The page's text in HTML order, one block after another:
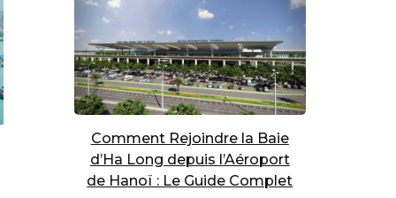
Comment Rejoindre la Baie
d’Ha Long depuis l’Aéroport
de Hanoï : Le Guide Complet